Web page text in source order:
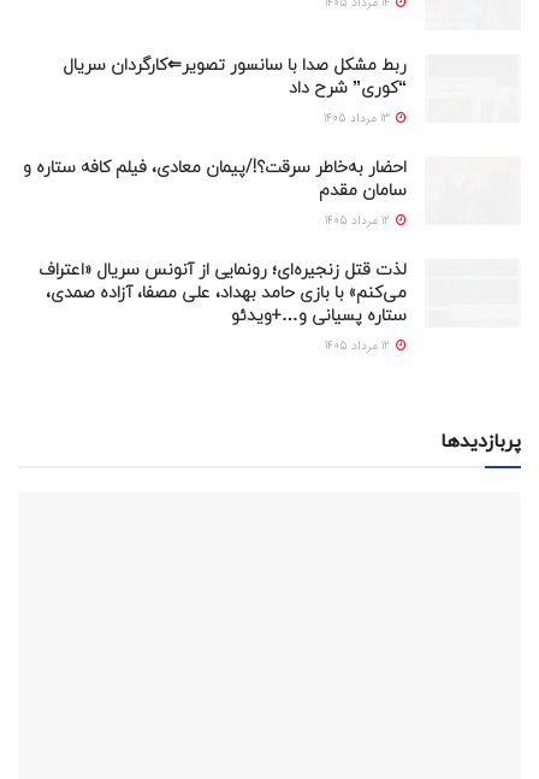
ربط مشکل صدا با سانسور تصویر⇐کارگردان سریال
“کوری” شرح داد
احضار به‌خاطر سرقت؟!/پیمان معادی، فیلم کافه ستاره و
سامان مقدم
لذت قتل زنجیره‌ای؛ رونمایی از آنونس سریال «اعتراف
می‌کنم» با بازی حامد بهداد، علی مصفا، آزاده صمدی،
ستاره پسیانی و…+ویدئو
پربازدیدها